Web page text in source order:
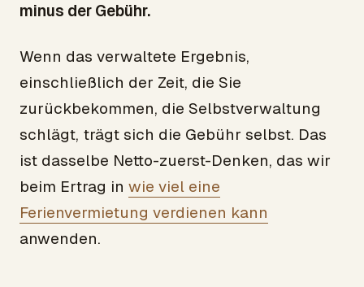
minus der Gebühr.
Wenn das verwaltete Ergebnis,
einschließlich der Zeit, die Sie
zurückbekommen, die Selbstverwaltung
schlägt, trägt sich die Gebühr selbst. Das
ist dasselbe Netto-zuerst-Denken, das wir
beim Ertrag in wie viel eine
Ferienvermietung verdienen kann
anwenden.